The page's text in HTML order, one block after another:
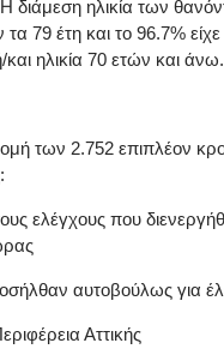
διάμεση ηλικία των
79 έτη και το 96.7%
ηλικία 70 ετών και άνω.
των 2.752 επιπλέον
ελέγχους που
αυτοβούλως για
Αττικής